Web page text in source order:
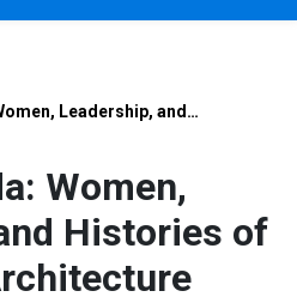
Leadership, and …
Women,
Histories of